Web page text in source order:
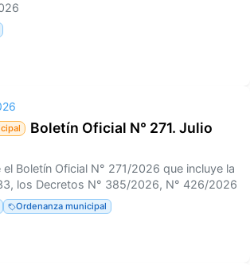
Boletín Oficial N° 271. Julio
Boletín Oficial N° 271/2026 que incluye la
los Decretos N° 385/2026, N° 426/2026
Ordenanza municipal